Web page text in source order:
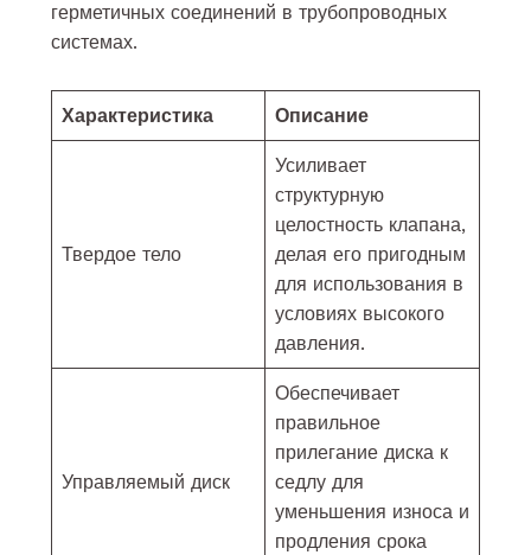
герметичных соединений в трубопроводных
системах.
Характеристика Описание
Твердое тело
Усиливает
структурную
целостность клапана,
делая его пригодным
для использования в
условиях высокого
давления.
Управляемый диск
Обеспечивает
правильное
прилегание диска к
седлу для
уменьшения износа и
продления срока